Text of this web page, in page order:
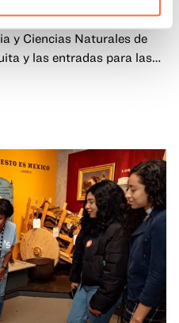
de mes, la entrada general
y Ciencias Naturales de
y las entradas para las